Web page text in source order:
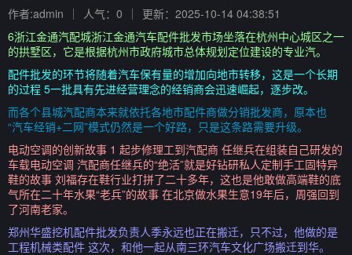
作者:admin 人气：0
更新：2025-10-14 04:38:51
6浙江金通汽配城浙江金通汽车配件批发市场坐落在杭州中心城区之一
的拱墅区，它是根据杭州市政府城市总体规划定位建设的专业汽。
配件批发的环节将随着汽车保有量的增加向地市转移，这是一个长期
的过程 5一批具有先进经营理念的经销商会迅速崛起，逐步改。
而各个县城汽配商本来就依托各地市配件商做分销批发商，原本也
“汽车经销+二网”模式仍然是一个好路，只是这条路需要升级。
电动空调的创新故事 1 起步修理工到汽配商 任继兵在组装自己研发的
车载电动空调 汽配商任继兵的“绝活”就是好钻研私人定制手工固特异
鞋的故事 刘福存在鞋行业打拼了二十多年，这也是他敢做高端鞋的底
气所在二十年水果“老兵”的故事 在北京做水果生意19年后，周强回到
了河南老家。
郑州华盛挖机配件批发负责人季永远也正在搬迁，只不过，他做的是
工程机械类配件 这次，和他一起从南三环汽车文化广场搬迁到华。